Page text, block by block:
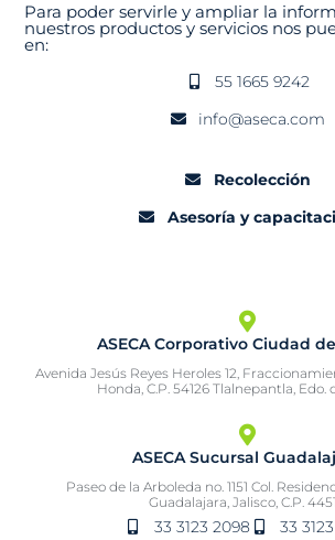
Para poder servirle y ampliar la
nuestros productos y servicios nos
en:
55 1665 9242
info@aseca.com
Recolección
Asesoría y
ASECA Corporativo Ciudad
Avenida Jesús Reyes Heroles 12,
Honda, C.P. 54126 Tlalnepantla, Edo.
ASECA Sucursal
Paseo de la Arboleda no. 1151 Col.
Guadalajara, Jalisco, C.P.
33 3123 2098 33